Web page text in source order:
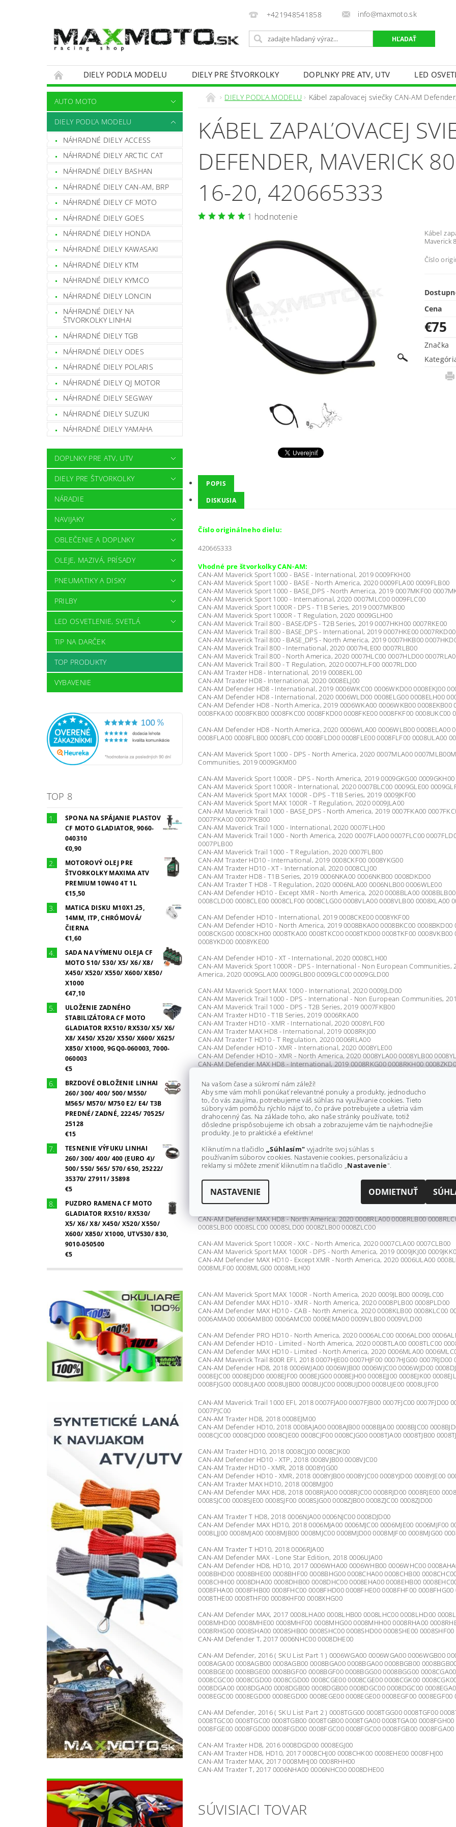
+421948541858 info@maxmoto.sk
DIELY PODĽA MODELU DIELY PRE ŠTVORKOLKY DOPLNKY PRE ATV, UTV LED
OBCHODNÉ PODMIENKY
KONTAKTY
AUTO MOTO
DIELY PODĽA MODELU
NÁHRADNÉ DIELY ACCESS
NÁHRADNÉ DIELY ARCTIC CAT
NÁHRADNÉ DIELY BASHAN
NÁHRADNÉ DIELY CAN-AM, BRP
NÁHRADNÉ DIELY CF MOTO
NÁHRADNÉ DIELY GOES
NÁHRADNÉ DIELY HONDA
NÁHRADNÉ DIELY KAWASAKI
NÁHRADNÉ DIELY KTM
NÁHRADNÉ DIELY KYMCO
NÁHRADNÉ DIELY LONCIN
NÁHRADNÉ DIELY NA
ŠTVORKOLKY LINHAI
NÁHRADNÉ DIELY TGB
NÁHRADNÉ DIELY ODES
NÁHRADNÉ DIELY POLARIS
NÁHRADNÉ DIELY QJ MOTOR
NÁHRADNÉ DIELY SEGWAY
NÁHRADNÉ DIELY SUZUKI
NÁHRADNÉ DIELY YAMAHA
DOPLNKY PRE ATV, UTV
DIELY PRE ŠTVORKOLKY
NÁRADIE
NAVIJAKY
OBLEČENIE A DOPLNKY
OLEJE, MAZIVÁ, PRÍSADY
PNEUMATIKY A DISKY
PRILBY
LED OSVETLENIE, SVETLÁ
TIP NA DARČEK
TOP PRODUKTY
VYBAVENIE
TOP 8
SPONA NA SPÁJANIE PLASTOV
CF MOTO GLADIATOR, 9060-
040310
€0,90
MOTOROVÝ OLEJ PRE
ŠTVORKOLKY MAXIMA ATV
PREMIUM 10W40 4T 1L
€15,50
MATICA DISKU M10X1.25,
14MM, ITP, CHRÓMOVÁ/
ČIERNA
€1,60
SADA NA VÝMENU OLEJA CF
MOTO 510/ 530/ X5/ X6/ X8/
X450/ X520/ X550/ X600/ X850/
X1000
€47,10
ULOŽENIE ZADNÉHO
STABILIZÁTORA CF MOTO
GLADIATOR RX510/ RX530/ X5/ X6/
X8/ X450/ X520/ X550/ X600/ X625/
X850/ X1000, 9GQ0-060003, 7000-
060003
€5
BRZDOVÉ OBLOŽENIE LINHAI
260/ 300/ 400/ 500/ M550/
M565/ M570/ M750 E2/ E4/ T3B
PREDNÉ/ ZADNÉ, 22245/ 70525/
25128
€15
TESNENIE VÝFUKU LINHAI
260/ 300/ 400/ 400 (EURO 4)/
500/ 550/ 565/ 570/ 650, 25222/
35370/ 27911/ 35898
€5
PUZDRO RAMENA CF MOTO
GLADIATOR RX510/ RX530/
X5/ X6/ X8/ X450/ X520/ X550/
X600/ X850/ X1000, UTV530/ 830,
9010-050500
€5
DIELY PODĽA MODELU Kábel zapaľovacej sviečky CAN-AM
KÁBEL ZAPAĽOVACEJ
DEFENDER, MAVERICK
16-20, 420665333
1 hodnotenie
Kábel
Maverick
Číslo
Cena
€75
Značka
POPIS
DISKUSIA
Číslo originálneho dielu:
420665333
Vhodné pre štvorkolky CAN-AM:
CAN-AM Maverick Sport 1000 - BASE - International, 2019 0009FKH00
CAN-AM Maverick Sport 1000 - BASE - North America, 2020 0009FLA00 0009FLB00
CAN-AM Maverick Sport 1000 - BASE_DPS - North America, 2019 0007MKF00
CAN-AM Maverick Sport 1000 - International, 2020 0007MLC00 0009FLC00
CAN-AM Maverick Sport 1000R - DPS - T1B Series, 2019 0007MKB00
CAN-AM Maverick Sport 1000R - T Regulation, 2020 0009GLH00
CAN-AM Maverick Trail 800 - BASE/DPS - T2B Series, 2019 0007HKH00 0007RKE00
CAN-AM Maverick Trail 800 - BASE_DPS - International, 2019 0007HKE00 0007RKD00
CAN-AM Maverick Trail 800 - BASE_DPS - North America, 2019 0007HKB00
CAN-AM Maverick Trail 800 - International, 2020 0007HLE00 0007RLB00
CAN-AM Maverick Trail 800 - North America, 2020 0007HLC00 0007HLD00
CAN-AM Maverick Trail 800 - T Regulation, 2020 0007HLF00 0007RLD00
CAN-AM Traxter HD8 - International, 2019 0008EKL00
CAN-AM Traxter HD8 - International, 2020 0008ELJ00
CAN-AM Defender HD8 - International, 2019 0006WKC00 0006WKD00 0008EKJ00
CAN-AM Defender HD8 - International, 2020 0006WLD00 0008ELG00 0008ELH00
CAN-AM Defender HD8 - North America, 2019 0006WKA00 0006WKB00 0008EKB00
0008FKA00 0008FKB00 0008FKC00 0008FKD00 0008FKE00 0008FKF00 0008UKC00
CAN-AM Defender HD8 - North America, 2020 0006WLA00 0006WLB00 0008ELA00
0008FLA00 0008FLB00 0008FLC00 0008FLD00 0008FLE00 0008FLF00 0008ULA00
CAN-AM Maverick Sport 1000 - DPS - North America, 2020 0007MLA00
Communities, 2019 0009GKM00
CAN-AM Maverick Sport 1000R - DPS - North America, 2019 0009GKG00 0009GKH00
CAN-AM Maverick Sport 1000R - International, 2020 0007BLC00 0009GLE00
CAN-AM Maverick Sport MAX 1000R - DPS - T1B Series, 2019 0009JKF00
CAN-AM Maverick Sport MAX 1000R - T Regulation, 2020 0009JLA00
CAN-AM Maverick Trail 1000 - BASE_DPS - North America, 2019 0007FKA00
0007PKA00 0007PKB00
CAN-AM Maverick Trail 1000 - International, 2020 0007FLH00
CAN-AM Maverick Trail 1000 - North America, 2020 0007FLA00 0007FLC00
0007PLB00
CAN-AM Maverick Trail 1000 - T Regulation, 2020 0007FLB00
CAN-AM Traxter HD10 - International, 2019 0008CKF00 0008YKG00
CAN-AM Traxter HD10 - XT - International, 2020 0008CLJ00
CAN-AM Traxter HD8 - T1B Series, 2019 0006NKA00 0006NKB00 0008DKD00
CAN-AM Traxter T HD8 - T Regulation, 2020 0006NLA00 0006NLB00 0006WLE00
CAN-AM Defender HD10 - Except XMR - North America, 2020 0008BLA00
0008CLD00 0008CLE00 0008CLF00 0008CLG00 0008VLA00 0008VLB00 0008XLA00
CAN-AM Defender HD10 - International, 2019 0008CKE00 0008YKF00
CAN-AM Defender HD10 - North America, 2019 0008BKA00 0008BKC00 0008BKD00
0008CKG00 0008CKH00 0008TKA00 0008TKC00 0008TKD00 0008TKF00
0008YKD00 0008YKE00
CAN-AM Defender HD10 - XT - International, 2020 0008CLH00
CAN-AM Maverick Sport 1000R - DPS - International - Non European Communities,
America, 2020 0009GLA00 0009GLB00 0009GLC00 0009GLD00
CAN-AM Maverick Sport MAX 1000 - International, 2020 0009JLD00
CAN-AM Maverick Trail 1000 - DPS - International - Non European Communities,
CAN-AM Maverick Trail 1000 - DPS - T2B Series, 2019 0007FKB00
CAN-AM Traxter HD10 - T1B Series, 2019 0006RKA00
CAN-AM Traxter HD10 - XMR - International, 2020 0008YLF00
CAN-AM Traxter MAX HD8 - International, 2019 0008RKJ00
CAN-AM Traxter T HD10 - T Regulation, 2020 0006RLA00
CAN-AM Defender HD10 - XMR - International, 2020 0008YLE00
CAN-AM Defender HD10 - XMR - North America, 2020 0008YLA00 0008YLB00
CAN-AM Defender MAX HD8 - International, 2019 0008RKG00 0008RKH00
CAN-AM Defender MAX HD8 - North America, 2019 0008RKA00 0008RKB00
0008SKD00 0008SKE00 0008SKG00 0008ZKB00 0008ZKC00
CAN-AM Maverick Sport 1000R - XMR - North America, 2019 0006FKD00
CAN-AM Maverick Sport 1000R - XMR - North America, 2020 0006FLA00
CAN-AM Maverick Sport MAX 1000R - DPS - International - Non European
CAN-AM Traxter MAX HD8 - International, 2020 0008RLH00
CAN-AM Traxter T MAX HD10 - T Regulation, 2020 0008LLH00
CAN-AM Defender HD10 - CAB - North America, 2020 0008DLC00 0008DLD00
CAN-AM Defender MAX HD10 - International, 2019 0008MKH00
CAN-AM Defender MAX HD10 - North America, 2019 0006MKA00 0006MKC00
0008MKA00 0008MKC00 0008MKD00 0008MKE00 0008MKF00 0008MKG00
CAN-AM Defender MAX HD8 - International, 2020 0008RLG00 0008ZLD00
CAN-AM Maverick Sport 1000R - XRC - North America, 2019 0007BKE00 0007BKG00
CAN-AM Maverick Sport 1000R - XRC - North America, 2020 0007BLA00 0007BLB00
CAN-AM Defender MAX HD10 - International, 2020 0008MLJ00 0008MLK00
CAN-AM Defender MAX HD8 - North America, 2020 0008RLA00 0008RLB00
0008SLB00 0008SLC00 0008SLD00 0008ZLB00 0008ZLC00
CAN-AM Maverick Sport 1000R - XXC - North America, 2020 0007CLA00 0007CLB00
CAN-AM Maverick Sport MAX 1000R - DPS - North America, 2019 0009JKJ00
CAN-AM Defender MAX HD10 - Except XMR - North America, 2020 0006ULA00
0008MLF00 0008MLG00 0008MLH00
CAN-AM Maverick Sport MAX 1000R - North America, 2020 0009JLB00 0009JLC00
CAN-AM Defender MAX HD10 - XMR - North America, 2020 0008PLB00 0008PLD00
CAN-AM Defender MAX HD10 - CAB - North America, 2020 0008KLB00 0008KLC00
0006AMA00 0006AMB00 0006AMC00 0006EMA00 0009VLB00 0009VLD00
CAN-AM Defender PRO HD10 - North America, 2020 0006ALC00 0006ALD00
CAN-AM Defender HD10 - Limited - North America, 2020 0008TLA00 0008TLC00
CAN-AM Defender MAX HD10 - Limited - North America, 2020 0006MLA00
CAN-AM Maverick Trail 800R EFI, 2018 0007HJE00 0007HJF00 0007HJG00 0007RJD00
CAN-AM Defender HD8, 2018 0006WJA00 0006WJB00 0006WJC00 0006WJD00
0008EJC00 0008EJD00 0008EJF00 0008EJG00 0008EJH00 0008EJJ00 0008EJK00
0008FJG00 0008UJA00 0008UJB00 0008UJC00 0008UJD00 0008UJE00 0008UJF00
CAN-AM Maverick Trail 1000 EFI, 2018 0007FJA00 0007FJB00 0007FJC00 0007FJD00
0007PJC00
CAN-AM Traxter HD8, 2018 0008EJM00
CAN-AM Defender HD10, 2018 0008AJA00 0008AJB00 0008BJA00 0008BJC00
0008CJC00 0008CJD00 0008CJE00 0008CJF00 0008CJG00 0008TJA00 0008TJB00
CAN-AM Traxter HD10, 2018 0008CJJ00 0008CJK00
CAN-AM Defender HD10 - XTP, 2018 0008VJB00 0008VJC00
CAN-AM Traxter HD10 - XMR, 2018 0008YJG00
CAN-AM Defender HD10 - XMR, 2018 0008YJB00 0008YJC00 0008YJD00 0008YJE00
CAN-AM Traxter MAX HD10, 2018 0008MJJ00
CAN-AM Defender MAX HD8, 2018 0008RJA00 0008RJC00 0008RJD00 0008RJE00
0008SJC00 0008SJE00 0008SJF00 0008SJG00 0008ZJB00 0008ZJC00 0008ZJD00
CAN-AM Traxter T HD8, 2018 0006NJA00 0006NJC00 0008DJD00
CAN-AM Defender MAX HD10, 2018 0006MJA00 0006MJC00 0006MJE00 0006MJF00
0008LJJ00 0008MJA00 0008MJB00 0008MJC00 0008MJD00 0008MJF00 0008MJG00
CAN-AM Traxter T HD10, 2018 0006RJA00
CAN-AM Defender MAX - Lone Star Edition, 2018 0006UJA00
CAN-AM Defender HD8, HD10, 2017 0006WHA00 0006WHB00 0006WHC00
0008BHD00 0008BHE00 0008BHF00 0008BHG00 0008CHA00 0008CHB00
0008CHH00 0008DHA00 0008DHB00 0008DHC00 0008EHA00 0008EHB00
0008FHA00 0008FHB00 0008FHC00 0008FHD00 0008FHE00 0008FHF00
0008THE00 0008THF00 0008XHF00 0008XHG00
CAN-AM Defender MAX, 2017 0008LHA00 0008LHB00 0008LHC00 0008LHD00
0008MHD00 0008MHE00 0008MHF00 0008MHG00 0008MHH00 0008RHA00
0008RHG00 0008SHA00 0008SHB00 0008SHC00 0008SHD00 0008SHE00
CAN-AM Defender T, 2017 0006NHC00 0008DHE00
CAN-AM Defender, 2016 ( SKU List Part 1 ) 0006WGA00 0006WGA00 0006WGB00
0008AGA00 0008AGB00 0008AGB00 0008BGA00 0008BGA00 0008BGB00
0008BGE00 0008BGE00 0008BGF00 0008BGF00 0008BGG00 0008BGG00
0008CGC00 0008CGD00 0008CGD00 0008CGE00 0008CGE00 0008CGK00
0008DGA00 0008DGA00 0008DGB00 0008DGB00 0008DGC00 0008DGC00
0008EGC00 0008EGD00 0008EGD00 0008EGE00 0008EGE00 0008EGF00 0008EGF00
CAN-AM Defender, 2016 ( SKU List Part 2 ) 0008TGG00 0008TGG00 0008TGF00
0008TGC00 0008TGC00 0008TGB00 0008TGB00 0008TGA00 0008TGA00
0008FGE00 0008FGD00 0008FGD00 0008FGC00 0008FGC00 0008FGB00
CAN-AM Traxter HD8, 2016 0008DGD00 0008EGJ00
CAN-AM Traxter HD8, HD10, 2017 0008CHJ00 0008CHK00 0008EHE00 0008FHJ00
CAN-AM Traxter MAX, 2017 0008MHJ00 0008RHH00
CAN-AM Traxter T, 2017 0006NHA00 0006NHC00 0008DHE00
SÚVISIACI TOVAR
Na vašom čase a súkromí nám záleží!
Aby sme vám mohli ponúkať relevantné ponuky a produkty, jednoducho
to, čo vás zaujíma, potrebujeme váš súhlas na využívanie cookies. Tieto
súbory vám pomôžu rýchlo nájsť to, čo práve potrebujete a ušetria vám
drahocenný čas. Na základe toho, ako naše stránky používate, totiž
dôsledne prispôsobujeme ich obsah a zobrazujeme vám tie najvhodnejšie
produkty. Je to praktické a efektívne!
Kliknutím na tlačidlo „Súhlasím" vyjadríte svoj súhlas s
používaním súborov cookies. Nastavenie cookies, personalizáciu a
reklamy si môžete zmeniť kliknutím na tlačidlo „Nastavenie".
NASTAVENIE ODMIETNUŤ